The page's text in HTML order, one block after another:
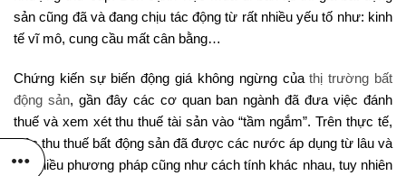
sản cũng đã và đang chịu tác động từ rất nhiều yếu tố như: kinh
tế vĩ mô, cung cầu mất cân bằng…
Chứng kiến sự biến động giá không ngừng củathị trường bất
động sản, gần đây các cơ quan ban ngành đã đưa việc đánh
thuế và xem xét thu thuế tài sản vào “tầm ngắm”. Trên thực tế,
việc thu thuế bất động sản đã được các nước áp dụng từ lâu và
có nhiều phương pháp cũng như cách tính khác nhau, tuy nhiên